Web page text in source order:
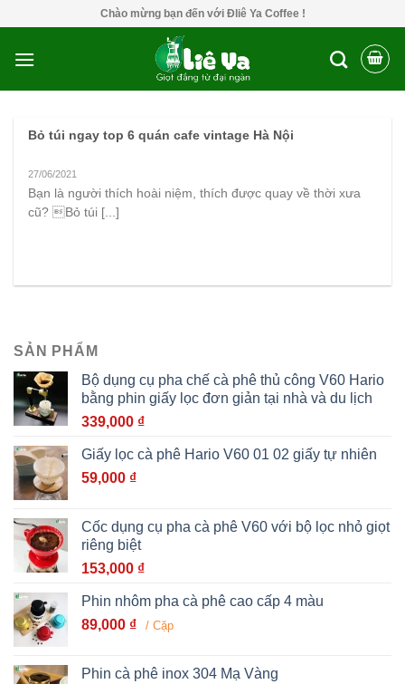
content
Chào mừng bạn đến với Đliê Ya Coffee !
SẢN PHẨM
Bộ dụng cụ pha chế cà phê thủ công V60 Hario
bằng phin giấy lọc đơn giản tại nhà và du lịch
339,000 ₫
Giấy lọc cà phê Hario V60 01 02 giấy tự nhiên
59,000 ₫
Cốc dụng cụ pha cà phê V60 với bộ lọc nhỏ giọt
riêng biệt
153,000 ₫
Phin nhôm pha cà phê cao cấp 4 màu
89,000 ₫ / Cặp
Phin cà phê inox 304 Mạ Vàng
Bỏ túi ngay top 6 quán cafe vintage Hà Nội
27/06/2021
Bạn là người thích hoài niệm, thích được quay về thời xưa
cũ? Bỏ túi [...]